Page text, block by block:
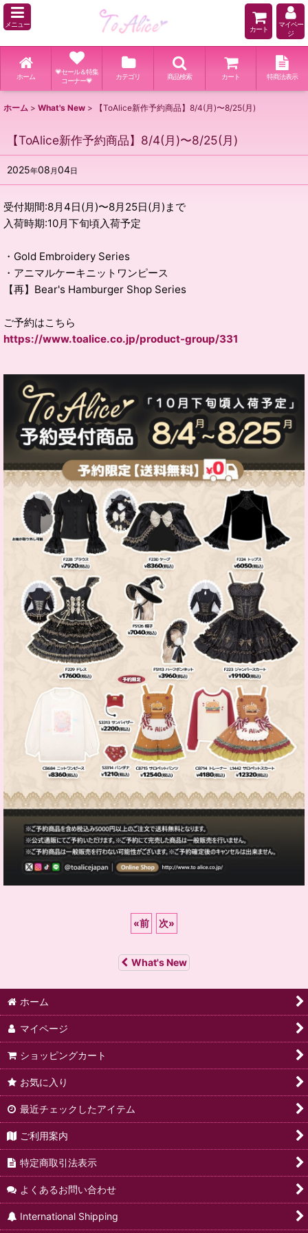
メニュー
カート
マイペー
ジ
ホーム
💗セール＆特集
コーナー💗
カテゴリ 商品検索 カート 特商法表示
ホーム > What's New > 【ToAlice新作予約商品】8/4(月)〜8/25(月)
【ToAlice新作予約商品】8/4(月)〜8/25(月)
2025年08 月04日
受付期間:8月4日(月)〜8月25日(月)まで
入荷時期:10月下旬頃入荷予定
・Gold Embroidery Series
・アニマルケーキニットワンピース
【再】Bear's Hamburger Shop Series
ご予約はこちら
https://www.toalice.co.jp/product-group/331
«前 次»
What's New
ホーム
マイページ
ショッピングカート
お気に入り
最近チェックしたアイテム
ご利用案内
特定商取引法表示
よくあるお問い合わせ
International Shipping